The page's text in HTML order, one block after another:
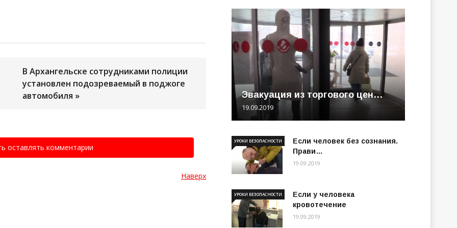
В Архангельске сотрудниками полиции
установлен подозреваемый в поджоге
автомобиля »
оставлять комментарии
Наверх
Эвакуация из торгового цен…
19.09.2019
Если человек без сознания.
Прави…
УРОКИ БЕЗОПАСНОСТИ
19.09.2019
Если у человека
кровотечение
УРОКИ БЕЗОПАСНОСТИ
19.09.2019